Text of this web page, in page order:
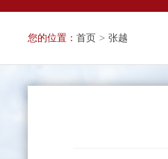
您的位置： 首页 > 张越